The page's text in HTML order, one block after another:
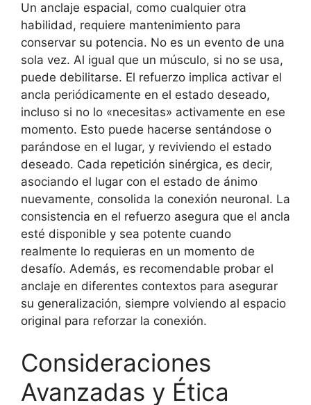
Un anclaje espacial, como cualquier otra
habilidad, requiere mantenimiento para
conservar su potencia. No es un evento de una
sola vez. Al igual que un músculo, si no se usa,
puede debilitarse. El refuerzo implica activar el
ancla periódicamente en el estado deseado,
incluso si no lo «necesitas» activamente en ese
momento. Esto puede hacerse sentándose o
parándose en el lugar, y reviviendo el estado
deseado. Cada repetición sinérgica, es decir,
asociando el lugar con el estado de ánimo
nuevamente, consolida la conexión neuronal. La
consistencia en el refuerzo asegura que el ancla
esté disponible y sea potente cuando
realmente lo requieras en un momento de
desafío. Además, es recomendable probar el
anclaje en diferentes contextos para asegurar
su generalización, siempre volviendo al espacio
original para reforzar la conexión.
Consideraciones
Avanzadas y Ética